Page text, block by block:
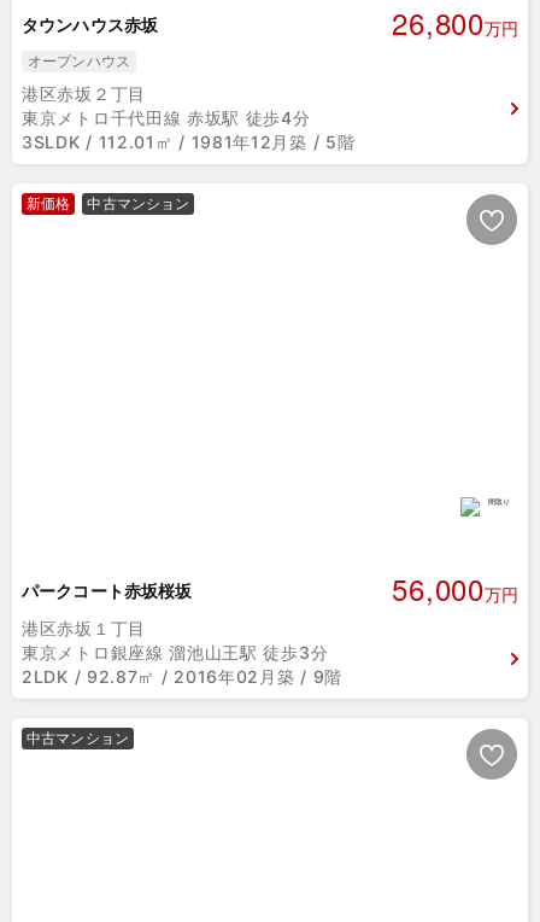
タウンハウス赤坂 26,800万円
オープンハウス
港区赤坂２丁目
東京メトロ千代田線 赤坂駅 徒歩4分
3SLDK / 112.01㎡ / 1981年12月築 / 5階
新価格 中古マンション
パークコート赤坂桜坂 56,000万円
港区赤坂１丁目
東京メトロ銀座線 溜池山王駅 徒歩3分
2LDK / 92.87㎡ / 2016年02月築 / 9階
中古マンション